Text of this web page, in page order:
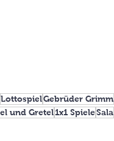
LottospielGebrüder Grimm
und Gretel1x1 SpieleSala